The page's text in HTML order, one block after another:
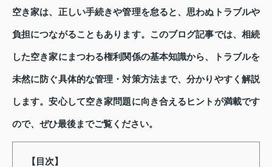
空き家は、正しい手続きや管理を怠ると、思わぬトラブルや
負担につながることもあります。このブログ記事では、相続
した空き家にまつわる権利関係の基本知識から、トラブルを
未然に防ぐ具体的な管理・対策方法まで、分かりやすく解説
します。安心して空き家問題に向き合えるヒントが満載です
ので、ぜひ最後までご覧ください。
【目次】